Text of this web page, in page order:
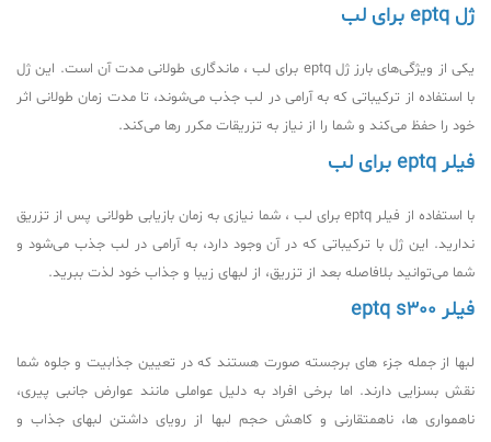
ژل eptq برای لب
یکی از ویژگی‌های بارز ژل eptq برای لب ، ماندگاری طولانی مدت آن است. این ژل
با استفاده از ترکیباتی که به آرامی در لب جذب می‌شوند، تا مدت زمان طولانی اثر
خود را حفظ می‌کند و شما را از نیاز به تزریقات مکرر رها می‌کند.
فیلر eptq برای لب
با استفاده از فیلر eptq برای لب ، شما نیازی به زمان بازیابی طولانی پس از تزریق
ندارید. این ژل با ترکیباتی که در آن وجود دارد، به آرامی در لب جذب می‌شود و
شما می‌توانید بلافاصله بعد از تزریق، از لبهای زیبا و جذاب خود لذت ببرید.
فیلر eptq s300
لبها از جمله جزء های برجسته صورت هستند که در تعیین جذابیت و جلوه شما
نقش بسزایی دارند. اما برخی افراد به دلیل عواملی مانند عوارض جانبی پیری،
ناهمواری ها، ناهمتقارنی و کاهش حجم لبها از رویای داشتن لبهای جذاب و